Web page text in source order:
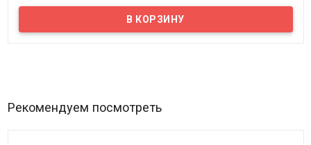
В наличии
свободного серфинга в интернете, для игр и для установки и
использования тысяч других свободно распространяемых
Рекомендуем посмотреть